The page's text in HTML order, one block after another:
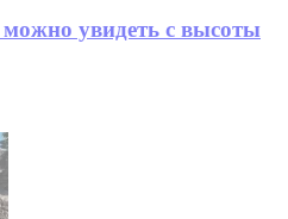
увидеть с высоты